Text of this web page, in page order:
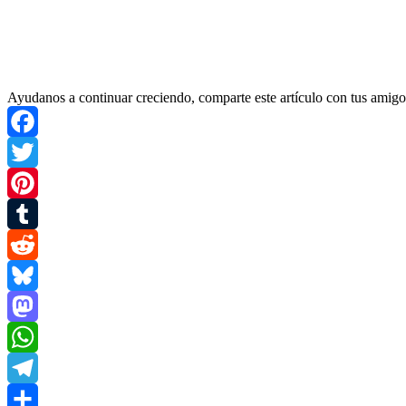
Ayudanos a continuar creciendo, comparte este artículo con tus
Facebook
Twitter
Pinterest
Tumblr
Reddit
Bluesky
Mastodon
WhatsApp
Telegram